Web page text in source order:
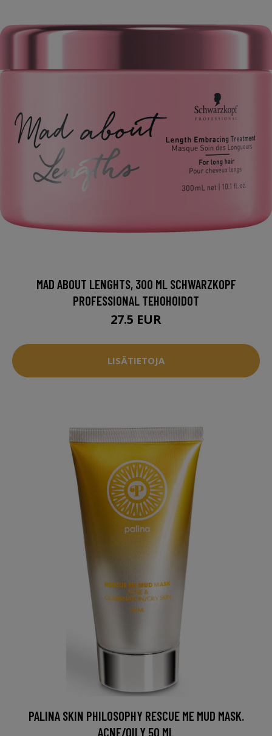
MAD ABOUT LENGHTS, 300 ML SCHWARZKOPF
PROFESSIONAL TEHOHOIDOT
27.5 EUR
LISÄTIETOJA
PALINA SKIN PHILOSOPHY RESCUE ME MUD MASK.
ACNE/OILY 50 ML